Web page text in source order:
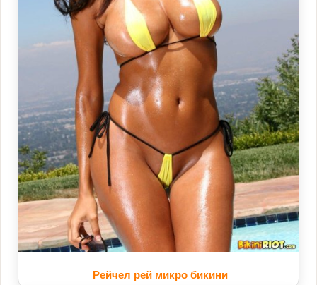
Рейчел рей микро бикини